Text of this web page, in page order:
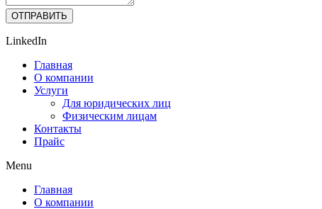
ОТПРАВИТЬ
LinkedIn
Главная
О компании
Услуги
Для юридических лиц
Физическим лицам
Контакты
Прайс
Menu
Главная
О компании